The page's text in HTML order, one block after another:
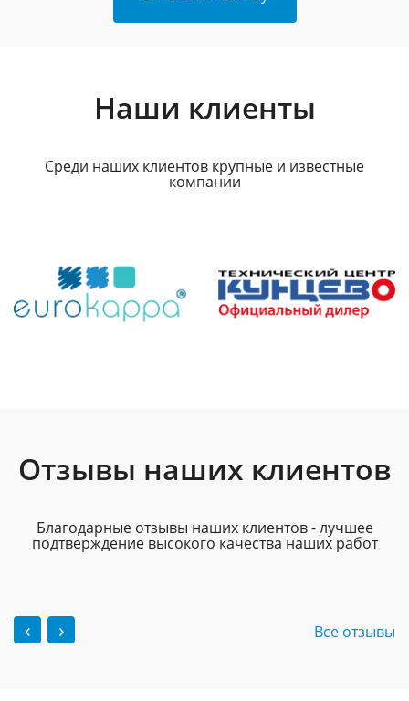
Наши клиенты
Среди наших клиентов крупные и известные
компании
Отзывы наших клиентов
Благодарные отзывы наших клиентов - лучшее
подтверждение высокого качества наших работ
‹ › Все отзывы